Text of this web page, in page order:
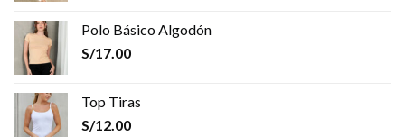
Polo Básico Algodón
S/17.00
Top Tiras
S/12.00